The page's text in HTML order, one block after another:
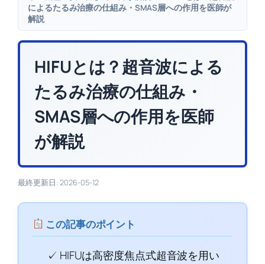
によるたるみ治療の仕組み・SMAS層への作用を医師が
解説
HIFUとは？超音波による
たるみ治療の仕組み・
SMAS層への作用を医師
が解説
最終更新日: 2026-05-12
この記事のポイント
✓ HIFUは高密度焦点式超音波を用い